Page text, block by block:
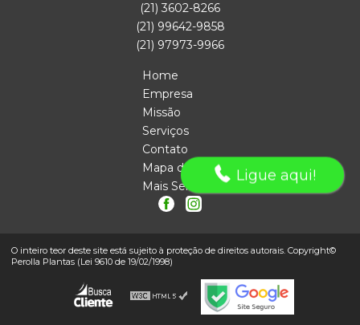
(21) 3602-8266
(21) 99642-9858
(21) 97973-9966
Home
Empresa
Missão
Serviços
Contato
Mapa do site
Mais Serviços
O inteiro teor deste site está sujeito à proteção de direitos autorais. Copyright©
Perolla Plantas (Lei 9610 de 19/02/1998)
Ligue aqui!